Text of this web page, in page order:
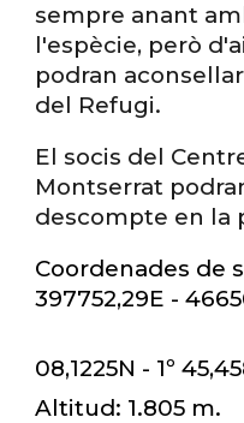
sempre anant
l'espècie, però
podran
del Refugi.
El socis del
Montserrat
descompte en la
Coordenades de
397752,29E -
08,1225N - 1º
Altitud: 1.805 m.